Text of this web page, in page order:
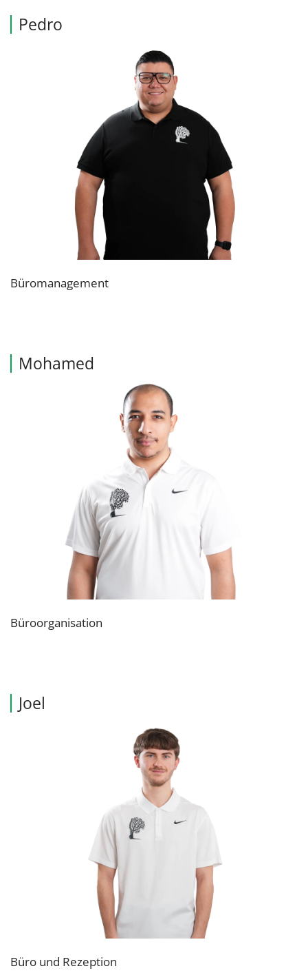
Pedro
Büromanagement
Mohamed
Büroorganisation
Joel
Büro und Rezeption